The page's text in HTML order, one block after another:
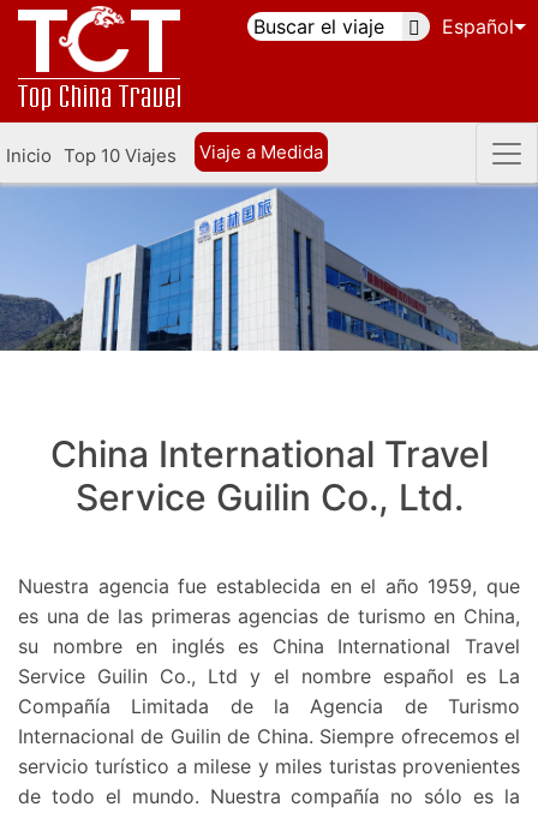
Español
Inicio Top 10 Viajes Viaje a Medida
China International Travel
Service Guilin Co., Ltd.
Nuestra agencia fue establecida en el año 1959, que
es una de las primeras agencias de turismo en China,
su nombre en inglés es China International Travel
Service Guilin Co., Ltd y el nombre español es La
Compañía Limitada de la Agencia de Turismo
Internacional de Guilin de China. Siempre ofrecemos el
servicio turístico a milese y miles turistas provenientes
de todo el mundo. Nuestra compañía no sólo es la